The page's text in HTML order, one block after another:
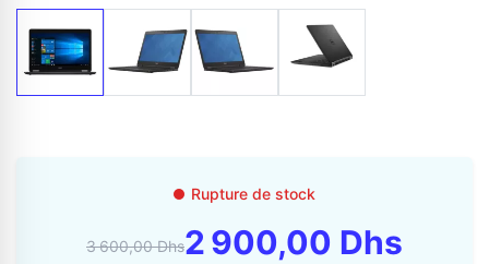
06 36 88 27 81
Envoyer un message
Rupture de stock
3 600,00 Dhs2 900,00 Dhs